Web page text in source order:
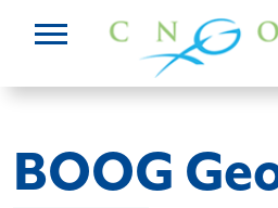
BOOG